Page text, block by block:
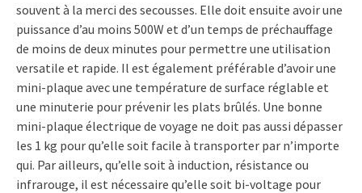
souvent à la merci des secousses. Elle doit ensuite avoir une
puissance d’au moins 500W et d’un temps de préchauffage
de moins de deux minutes pour permettre une utilisation
versatile et rapide. Il est également préférable d’avoir une
mini-plaque avec une température de surface réglable et
une minuterie pour prévenir les plats brûlés. Une bonne
mini-plaque électrique de voyage ne doit pas aussi dépasser
les 1 kg pour qu’elle soit facile à transporter par n’importe
qui. Par ailleurs, qu’elle soit à induction, résistance ou
infrarouge, il est nécessaire qu’elle soit bi-voltage pour